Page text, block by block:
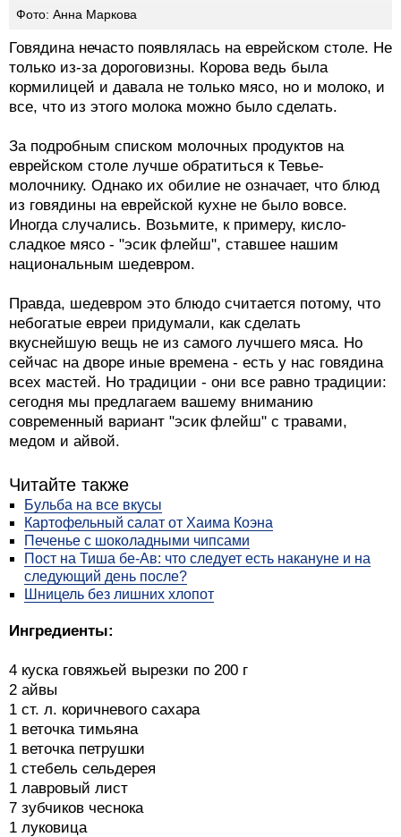
Фото: Анна Маркова
Говядина нечасто появлялась на еврейском столе. Не
только из-за дороговизны. Корова ведь была
кормилицей и давала не только мясо, но и молоко, и
все, что из этого молока можно было сделать.
За подробным списком молочных продуктов на
еврейском столе лучше обратиться к Тевье-
молочнику. Однако их обилие не означает, что блюд
из говядины на еврейской кухне не было вовсе.
Иногда случались. Возьмите, к примеру, кисло-
сладкое мясо - "эсик флейш", ставшее нашим
национальным шедевром.
Правда, шедевром это блюдо считается потому, что
небогатые евреи придумали, как сделать
вкуснейшую вещь не из самого лучшего мяса. Но
сейчас на дворе иные времена - есть у нас говядина
всех мастей. Но традиции - они все равно традиции:
сегодня мы предлагаем вашему вниманию
современный вариант "эсик флейш" с травами,
медом и айвой.
Читайте также
Бульба на все вкусы
Картофельный салат от Хаима Коэна
Печенье с шоколадными чипсами
Пост на Тиша бе-Ав: что следует есть накануне и на
следующий день после?
Шницель без лишних хлопот
Ингредиенты:
4 куска говяжьей вырезки по 200 г
2 айвы
1 ст. л. коричневого сахара
1 веточка тимьяна
1 веточка петрушки
1 стебель сельдерея
1 лавровый лист
7 зубчиков чеснока
1 луковица